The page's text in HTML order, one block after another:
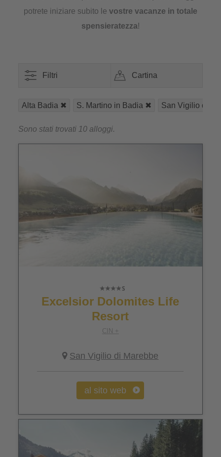
potrete iniziare subito le vostre vacanze in totale
spensieratezza!
Filtri Cartina
Alta Badia S. Martino in Badia San Vigilio di
Sono stati trovati 10 alloggi.
Excelsior Dolomites Life
Resort
CIN +
San Vigilio di Marebbe
al sito web